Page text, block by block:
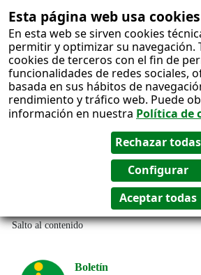
Esta página web usa cookies
En esta web se sirven cookies
permitir y optimizar su navegación.
cookies de terceros con el fin de
funcionalidades de redes sociales,
basada en sus hábitos de
rendimiento y tráfico web. Puede
información en nuestra Política de
Salto al contenido
Boletín